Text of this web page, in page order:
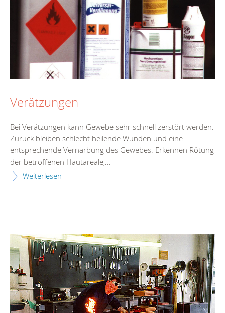
Verätzungen
Bei Verätzungen kann Gewebe sehr schnell zerstört werden.
Zurück bleiben schlecht heilende Wunden und eine
entsprechende Vernarbung des Gewebes. Erkennen Rötung
der betroffenen Hautareale,...
Weiterlesen